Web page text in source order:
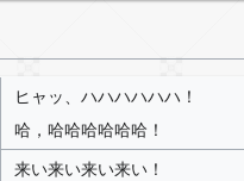
ヒャッ、ハハハハハハ！
哈，哈哈哈哈哈哈！
来い来い来い来い！